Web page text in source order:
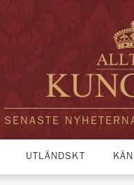
SENASTE
UTLÄNDSKT